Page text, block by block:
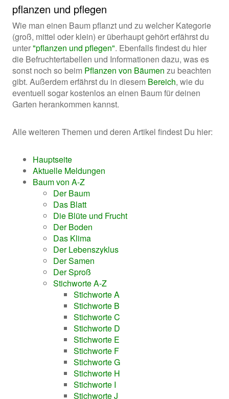
pflanzen und pflegen
Wie man einen Baum pflanzt und zu welcher Kategorie
(groß, mittel oder klein) er überhaupt gehört erfährst du
unter"pflanzen und pflegen". Ebenfalls findest du hier
die Befruchtertabellen und Informationen dazu, was es
sonst noch so beim Pflanzen von Bäumen zu beachten
gibt. Außerdem erfährst du in diesem Bereich, wie du
eventuell sogar kostenlos an einen Baum für deinen
Garten herankommen kannst.
Alle weiteren Themen und deren Artikel findest Du hier:
Hauptseite
Aktuelle Meldungen
Baum von A-Z
Der Baum
Das Blatt
Die Blüte und Frucht
Der Boden
Das Klima
Der Lebenszyklus
Der Samen
Der Sproß
Stichworte A-Z
Stichworte A
Stichworte B
Stichworte C
Stichworte D
Stichworte E
Stichworte F
Stichworte G
Stichworte H
Stichworte I
Stichworte J